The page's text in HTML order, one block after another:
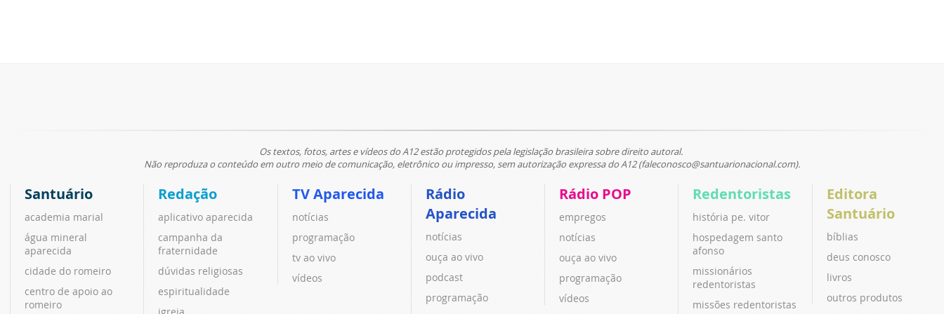
Os textos, fotos, artes e vídeos do A12 estão protegidos pela legislação brasileira sobre direito autoral.
Não reproduza o conteúdo em outro meio de comunicação, eletrônico ou impresso, sem autorização expressa do A12 (faleconosco@santuarionacional.com).
Santuário
academia marial
água mineral
aparecida
cidade do romeiro
centro de apoio ao
romeiro
Redação
aplicativo aparecida
campanha da
fraternidade
dúvidas religiosas
espiritualidade
igreja
TV Aparecida
notícias
programação
tv ao vivo
vídeos
Rádio
Aparecida
notícias
ouça ao vivo
podcast
programação
Rádio POP
empregos
notícias
ouça ao vivo
programação
vídeos
Redentoristas
história pe. vitor
hospedagem santo
afonso
missionários
redentoristas
missões redentoristas
Editora
Santuário
bíblias
deus conosco
livros
outros produtos